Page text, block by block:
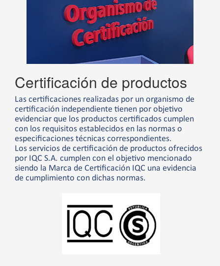
Certificación de productos
Las certificaciones realizadas por un organismo de
certificación independiente tienen por objetivo
evidenciar que los productos certificados cumplen
con los requisitos establecidos en las normas o
especificaciones técnicas correspondientes.
Los servicios de certificación de productos ofrecidos
por IQC S.A. cumplen con el objetivo mencionado
siendo la Marca de Certificación IQC una evidencia
de cumplimiento con dichas normas.